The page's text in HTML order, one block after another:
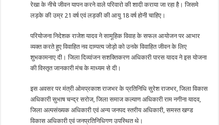
रेखा के नीचे जीवन यापन करने वाले परिवारो की शादी कराया जा रहा है। जिसमे
लड़के की उम्र 21 वर्ष एवं लड़की की आयु 18 वर्ष होनी चाहिए।
परियोजना निदेशक राजेश यादव ने सामूहिक विवाह के सफल आयोजन पर आभार
व्यक्त करते हुए विवाहित नव दाम्पत्य जोड़ो को उनके विवाहित जीवन के लिए
शुभकामनाए दी। जिला दिव्यांजन सशक्तिकरण अधिकारी पारस यादव ने इस योजना
की विस्तृत जानकारी मंच के माध्यम से दी।
इस अवसर पर मंत्री ओमप्रकाश राजभर के प्रतिनिधि सुरेश राजभर, जिला विकास
अधिकारी सुभाष चन्द्र सरोज, जिला समाज कल्याण अधिकारी राम नगीना यादव,
जिला अल्पसंख्यक अधिकारी एवं अन्य जनपद स्तरीय अधिकारी, समस्त खण्ड
विकास अधिकारी एवं जनप्रतिनिधिगण उपस्थित थे।